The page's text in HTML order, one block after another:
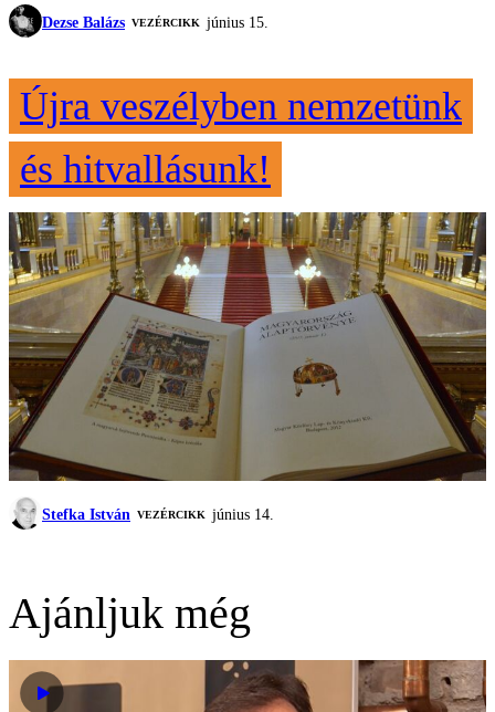
Dezse Balázs VEZÉRCIKK június 15.
Újra veszélyben nemzetünk
és hitvallásunk!
Stefka István VEZÉRCIKK június 14.
Ajánljuk még